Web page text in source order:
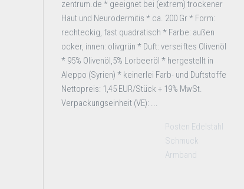
zentrum.de * geeignet bei (extrem) trockener
Haut und Neurodermitis * ca. 200 Gr * Form:
rechteckig, fast quadratisch * Farbe: außen
ocker, innen: olivgrün * Duft: verseiftes Olivenöl
* 95% Olivenöl,5% Lorbeeröl * hergestellt in
Aleppo (Syrien) * keinerlei Farb- und Duftstoffe
Nettopreis: 1,45 EUR/Stück + 19% MwSt.
Verpackungseinheit (VE): ...
Posten Edelstahl
Schmuck
Armband